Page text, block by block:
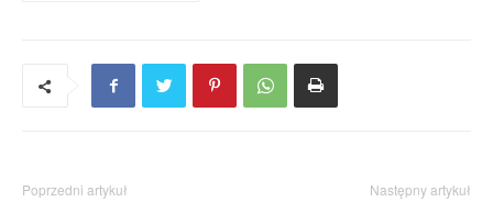
Poprzedni artykuł Następny artykuł